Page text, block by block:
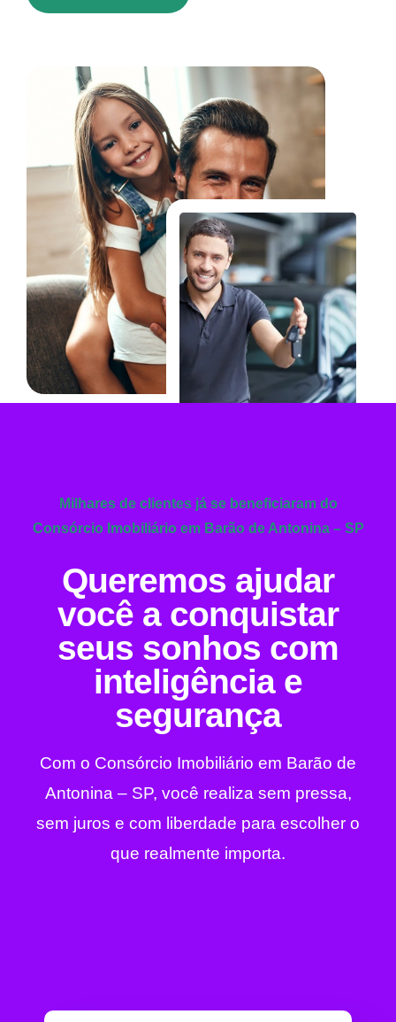
Milhares de clientes já se beneficiaram do
Consórcio Imobiliário em Barão de Antonina – SP
Queremos ajudar
você a conquistar
seus sonhos com
inteligência e
segurança
Com o Consórcio Imobiliário em Barão de
Antonina – SP, você realiza sem pressa,
sem juros e com liberdade para escolher o
que realmente importa.